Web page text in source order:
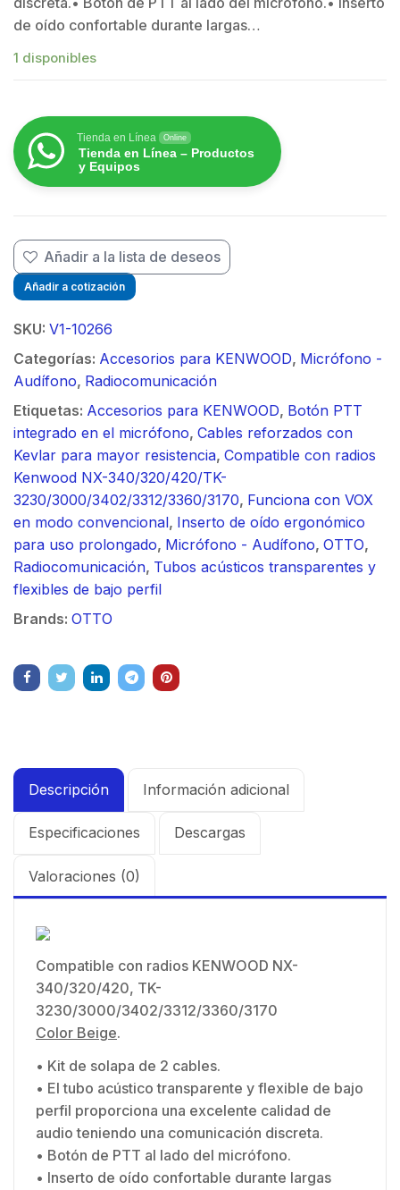
de oído confortable durante largas…
1 disponibles
Tienda en Línea Online
Tienda en Línea – Productos
y Equipos
Añadir a la lista de deseos
Añadir a cotización
SKU: V1-10266
Categorías: Accesorios para KENWOOD, Micrófono -
Audífono, Radiocomunicación
Etiquetas: Accesorios para KENWOOD, Botón PTT
integrado en el micrófono, Cables reforzados con
Kevlar para mayor resistencia, Compatible con radios
Kenwood NX-340/320/420/TK-
3230/3000/3402/3312/3360/3170, Funciona con VOX
en modo convencional, Inserto de oído ergonómico
para uso prolongado, Micrófono - Audífono, OTTO,
Radiocomunicación, Tubos acústicos transparentes y
flexibles de bajo perfil
Brands: OTTO
Descripción Información adicional
Especificaciones Descargas
Valoraciones (0)
Compatible con radios KENWOOD NX-
340/320/420, TK-
3230/3000/3402/3312/3360/3170
Color Beige.
• Kit de solapa de 2 cables.
• El tubo acústico transparente y flexible de bajo
perfil proporciona una excelente calidad de
audio teniendo una comunicación discreta.
• Botón de PTT al lado del micrófono.
• Inserto de oído confortable durante largas